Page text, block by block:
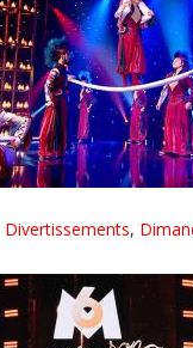
Divertissements,